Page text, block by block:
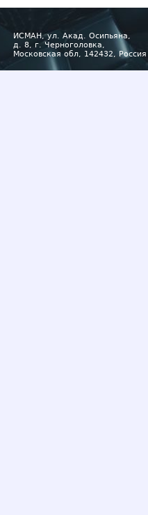
ИСМАН, ул. Акад. Осипьяна,
д. 8, г. Черноголовка,
Московская обл, 142432, Россия